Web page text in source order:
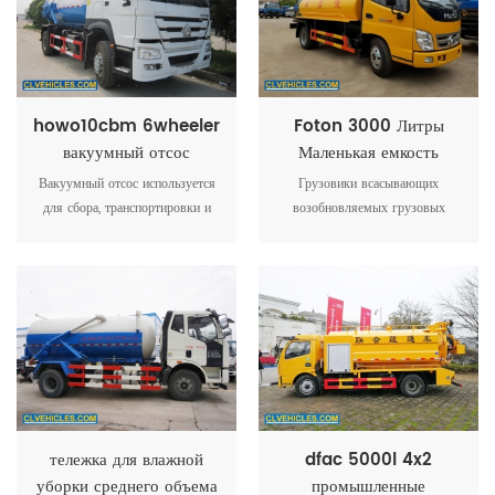
howo10cbm 6wheeler
вакуумный отсос
среднего объема на
заказ
Вакуумный отсос используется
для сбора, транспортировки и
предметов, таких как мини-
камни.
Foton 3000 Литры
Маленькая емкость
Восстановительный
вакуумный Насос
Грузовики всасывающих
возобновляемых грузовых
также названные септики,
вакуумное всасывание грузовик
тележка для влажной
уборки среднего объема
dfac 5000l 4x2
промышленные